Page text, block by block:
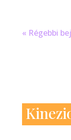
« Régebbi